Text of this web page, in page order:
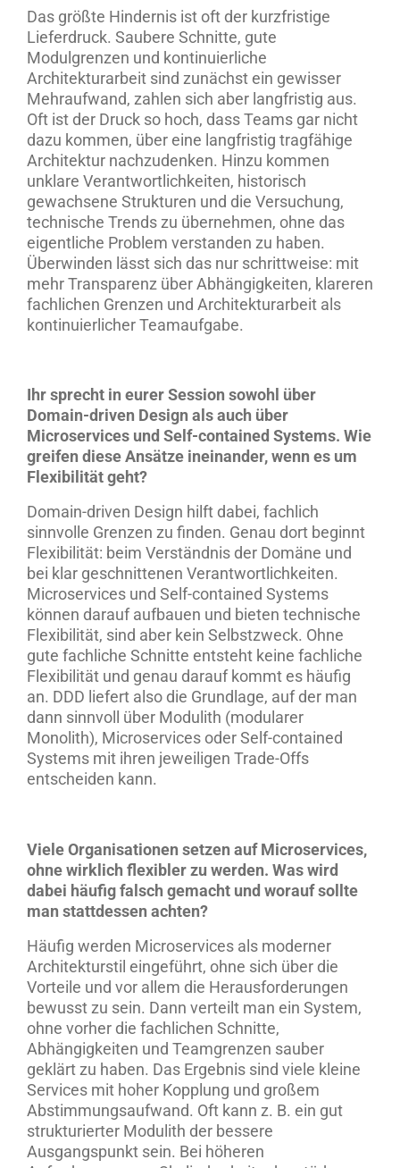
Das größte Hindernis ist oft der kurzfristige
Lieferdruck. Saubere Schnitte, gute
Modulgrenzen und kontinuierliche
Architekturarbeit sind zunächst ein gewisser
Mehraufwand, zahlen sich aber langfristig aus.
Oft ist der Druck so hoch, dass Teams gar nicht
dazu kommen, über eine langfristig tragfähige
Architektur nachzudenken. Hinzu kommen
unklare Verantwortlichkeiten, historisch
gewachsene Strukturen und die Versuchung,
technische Trends zu übernehmen, ohne das
eigentliche Problem verstanden zu haben.
Überwinden lässt sich das nur schrittweise: mit
mehr Transparenz über Abhängigkeiten, klareren
fachlichen Grenzen und Architekturarbeit als
kontinuierlicher Teamaufgabe.
Ihr sprecht in eurer Session sowohl über
Domain-driven Design als auch über
Microservices und Self-contained Systems. Wie
greifen diese Ansätze ineinander, wenn es um
Flexibilität geht?
Domain-driven Design hilft dabei, fachlich
sinnvolle Grenzen zu finden. Genau dort beginnt
Flexibilität: beim Verständnis der Domäne und
bei klar geschnittenen Verantwortlichkeiten.
Microservices und Self-contained Systems
können darauf aufbauen und bieten technische
Flexibilität, sind aber kein Selbstzweck. Ohne
gute fachliche Schnitte entsteht keine fachliche
Flexibilität und genau darauf kommt es häufig
an. DDD liefert also die Grundlage, auf der man
dann sinnvoll über Modulith (modularer
Monolith), Microservices oder Self-contained
Systems mit ihren jeweiligen Trade-Offs
entscheiden kann.
Viele Organisationen setzen auf Microservices,
ohne wirklich flexibler zu werden. Was wird
dabei häufig falsch gemacht und worauf sollte
man stattdessen achten?
Häufig werden Microservices als moderner
Architekturstil eingeführt, ohne sich über die
Vorteile und vor allem die Herausforderungen
bewusst zu sein. Dann verteilt man ein System,
ohne vorher die fachlichen Schnitte,
Abhängigkeiten und Teamgrenzen sauber
geklärt zu haben. Das Ergebnis sind viele kleine
Services mit hoher Kopplung und großem
Abstimmungsaufwand. Oft kann z. B. ein gut
strukturierter Modulith der bessere
Ausgangspunkt sein. Bei höheren